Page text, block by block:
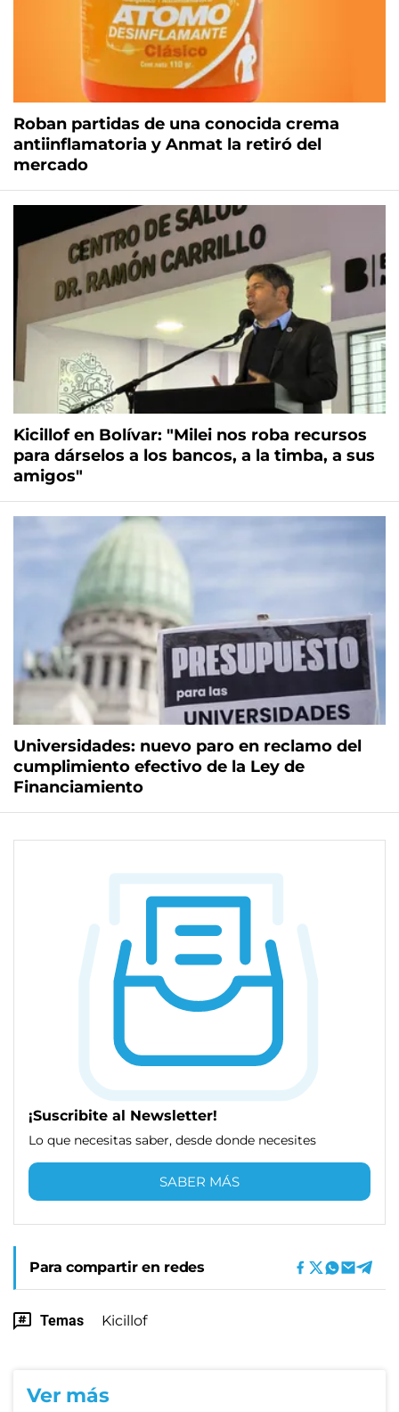
Roban partidas de una conocida crema
antiinflamatoria y Anmat la retiró del
mercado
Kicillof en Bolívar: "Milei nos roba recursos
para dárselos a los bancos, a la timba, a sus
amigos"
Universidades: nuevo paro en reclamo del
cumplimiento efectivo de la Ley de
Financiamiento
¡Suscribite al Newsletter!
Lo que necesitas saber, desde donde necesites
SABER MÁS
Para compartir en redes
Temas Kicillof
Ver más